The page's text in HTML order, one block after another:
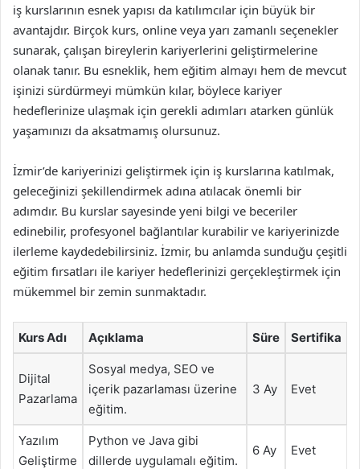
iş kurslarının esnek yapısı da katılımcılar için büyük bir
avantajdır. Birçok kurs, online veya yarı zamanlı seçenekler
sunarak, çalışan bireylerin kariyerlerini geliştirmelerine
olanak tanır. Bu esneklik, hem eğitim almayı hem de mevcut
işinizi sürdürmeyi mümkün kılar, böylece kariyer
hedeflerinize ulaşmak için gerekli adımları atarken günlük
yaşamınızı da aksatmamış olursunuz.
İzmir’de kariyerinizi geliştirmek için iş kurslarına katılmak,
geleceğinizi şekillendirmek adına atılacak önemli bir
adımdır. Bu kurslar sayesinde yeni bilgi ve beceriler
edinebilir, profesyonel bağlantılar kurabilir ve kariyerinizde
ilerleme kaydedebilirsiniz. İzmir, bu anlamda sunduğu çeşitli
eğitim fırsatları ile kariyer hedeflerinizi gerçekleştirmek için
mükemmel bir zemin sunmaktadır.
Kurs Adı Açıklama Süre Sertifika
Dijital
Pazarlama
Sosyal medya, SEO ve
içerik pazarlaması üzerine
eğitim.
3 Ay Evet
Yazılım
Geliştirme
Python ve Java gibi
dillerde uygulamalı eğitim.
6 Ay Evet